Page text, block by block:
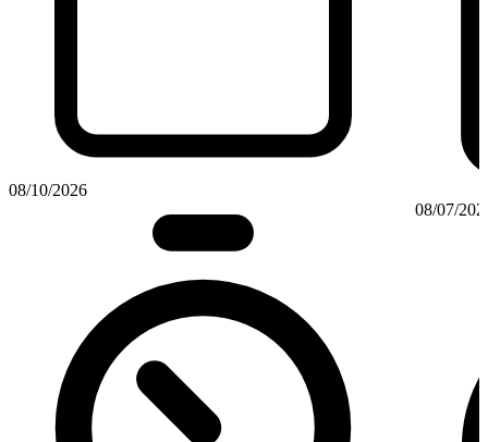
08/10/2026
08/07/